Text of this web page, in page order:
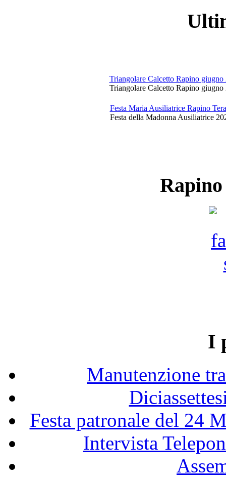
Triangolare Calcetto Rapino giugno
Triangolare Calcetto Rapino giugno
Festa Maria Ausiliatrice Rapino
Festa della Madonna Ausiliatrice
Rapino
I
Manutenzione
Festa patronale del 24
Intervista